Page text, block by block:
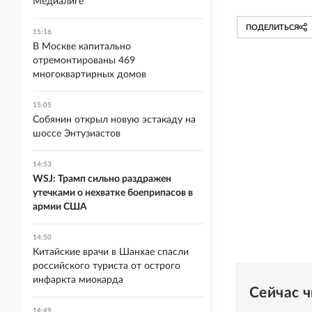
ПОДЕЛИТЬСЯ
Сейчас
15:16
В Москве капитально
отремонтированы 469
многоквартирных домов
15:05
Собянин открыл новую эстакаду на
шоссе Энтузиастов
14:53
WSJ: Трамп сильно раздражен
утечками о нехватке боеприпасов в
армии США
14:50
Китайские врачи в Шанхае спасли
российского туриста от острого
инфаркта миокарда
14:49